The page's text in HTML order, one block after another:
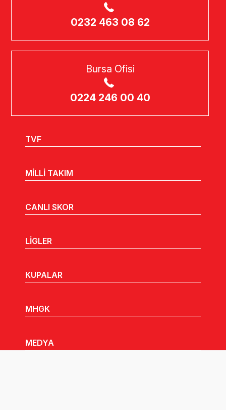
0232 463 08 62
Bursa Ofisi
0224 246 00 40
TVF
MİLLİ TAKIM
CANLI SKOR
LİGLER
KUPALAR
MHGK
MEDYA